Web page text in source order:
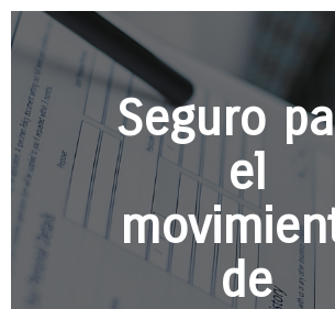
Seguro
el
de